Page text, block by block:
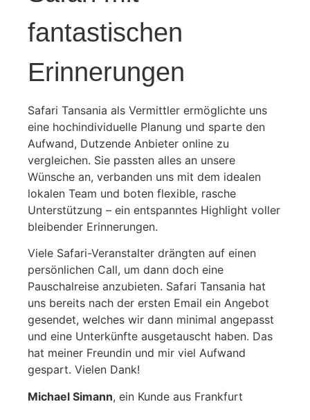
fantastischen
Erinnerungen
Safari Tansania als Vermittler ermöglichte uns
eine hochindividuelle Planung und sparte den
Aufwand, Dutzende Anbieter online zu
vergleichen. Sie passten alles an unsere
Wünsche an, verbanden uns mit dem idealen
lokalen Team und boten flexible, rasche
Unterstützung – ein entspanntes Highlight voller
bleibender Erinnerungen.
Viele Safari-Veranstalter drängten auf einen
persönlichen Call, um dann doch eine
Pauschalreise anzubieten. Safari Tansania hat
uns bereits nach der ersten Email ein Angebot
gesendet, welches wir dann minimal angepasst
und eine Unterkünfte ausgetauscht haben. Das
hat meiner Freundin und mir viel Aufwand
gespart. Vielen Dank!
Michael Simann, ein Kunde aus Frankfurt